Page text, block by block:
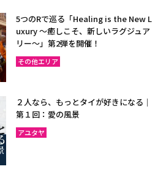
5つのRで巡る「Healing is the New L
uxury ～癒しこそ、新しいラグジュア
リー〜」第2弾を開催！
その他エリア
２人なら、もっとタイが好きになる｜
第１回：愛の風景
アユタヤ